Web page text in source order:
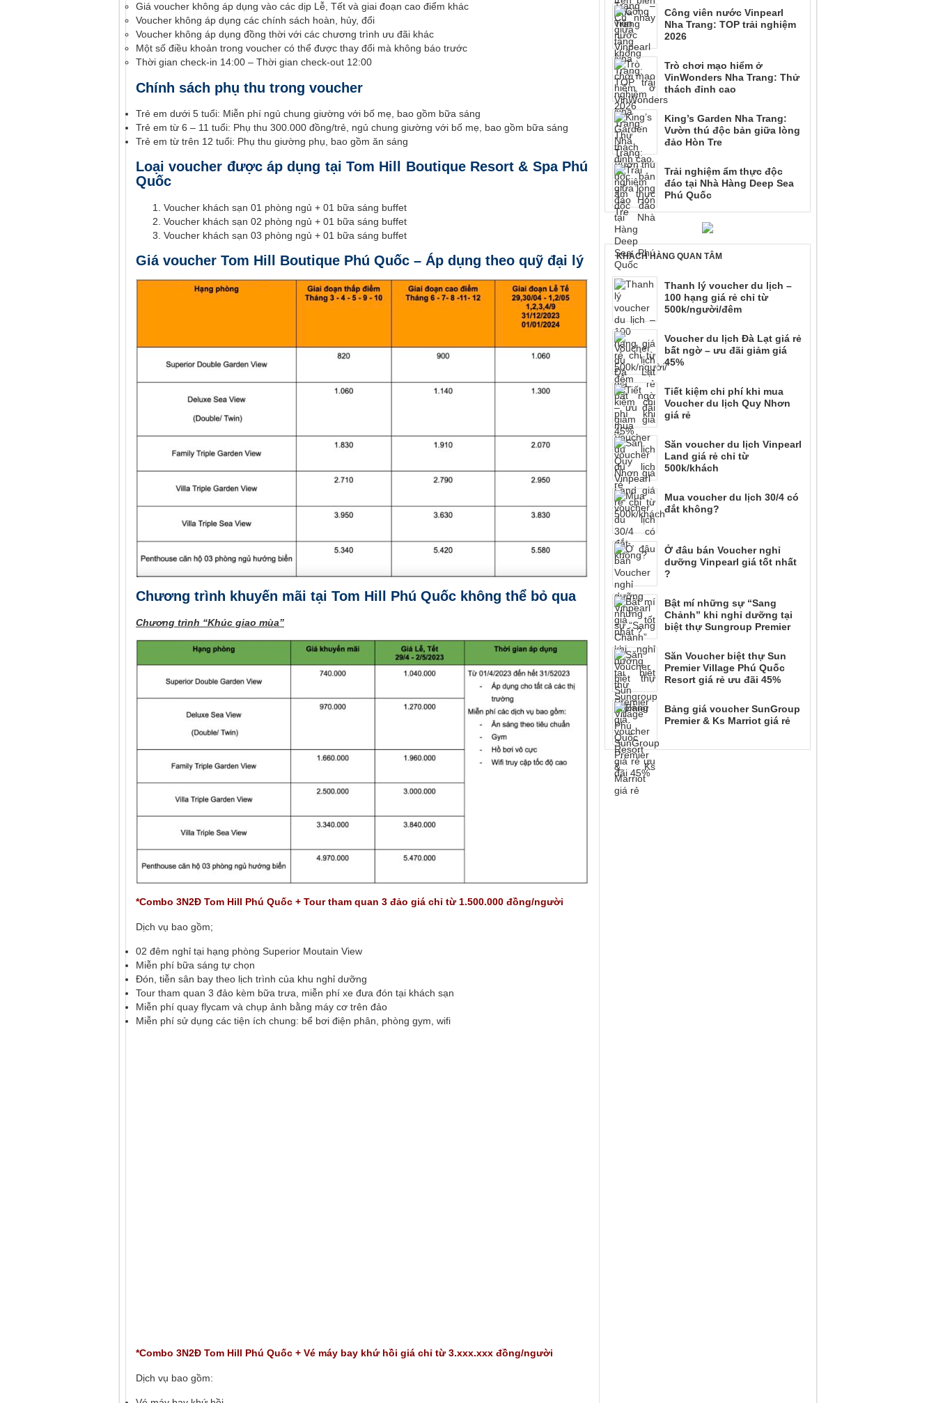
Giá voucher không áp dụng vào các dịp Lễ, Tết và giai đoạn cao điểm khác
Voucher không áp dụng các chính sách hoàn, hủy, đổi
Voucher không áp dụng đồng thời với các chương trình ưu đãi khác
Một số điều khoản trong voucher có thể được thay đổi mà không báo trước
Thời gian check-in 14:00 – Thời gian check-out 12:00
Chính sách phụ thu trong voucher
Trẻ em dưới 5 tuổi: Miễn phí ngủ chung giường với bố mẹ, bao gồm bữa sáng
Trẻ em từ 6 – 11 tuổi: Phụ thu 300.000 đồng/trẻ, ngủ chung giường với bố mẹ, bao gồm bữa sáng
Trẻ em từ trên 12 tuổi: Phụ thu giường phụ, bao gồm ăn sáng
Loại voucher được áp dụng tại Tom Hill Boutique Resort & Spa Phú
Quốc
Voucher khách sạn 01 phòng ngủ + 01 bữa sáng buffet
Voucher khách sạn 02 phòng ngủ + 01 bữa sáng buffet
Voucher khách sạn 03 phòng ngủ + 01 bữa sáng buffet
Giá voucher Tom Hill Boutique Phú Quốc – Áp dụng theo quỹ đại lý
Chương trình khuyến mãi tại Tom Hill Phú Quốc không thể bỏ qua
Chương trình “Khúc giao mùa”
*Combo 3N2Đ Tom Hill Phú Quốc + Tour tham quan 3 đảo giá chỉ từ 1.500.000 đồng/người
Dịch vụ bao gồm;
02 đêm nghỉ tại hạng phòng Superior Moutain View
Miễn phí bữa sáng tự chọn
Đón, tiễn sân bay theo lịch trình của khu nghỉ dưỡng
Tour tham quan 3 đảo kèm bữa trưa, miễn phí xe đưa đón tại khách sạn
Miễn phí quay flycam và chụp ảnh bằng máy cơ trên đảo
Miễn phí sử dụng các tiện ích chung: bể bơi điện phân, phòng gym, wifi
*Combo 3N2Đ Tom Hill Phú Quốc + Vé máy bay khứ hồi giá chỉ từ 3.xxx.xxx đồng/người
Dịch vụ bao gồm:
Công viên nước Vinpearl
Nha Trang: TOP trải nghiệm
2026
Trò chơi mạo hiểm ở
VinWonders Nha Trang: Thử
thách đỉnh cao
King’s Garden Nha Trang:
Vườn thú độc bản giữa lòng
đảo Hòn Tre
Trải nghiệm ẩm thực độc
đáo tại Nhà Hàng Deep Sea
Phú Quốc
KHÁCH HÀNG QUAN TÂM
Thanh lý voucher du lịch –
100 hạng giá rẻ chỉ từ
500k/người/đêm
Voucher du lịch Đà Lạt giá rẻ
bất ngờ – ưu đãi giảm giá
45%
Tiết kiệm chi phí khi mua
Voucher du lịch Quy Nhơn
giá rẻ
Săn voucher du lịch Vinpearl
Land giá rẻ chỉ từ
500k/khách
Mua voucher du lịch 30/4 có
đắt không?
Ở đâu bán Voucher nghỉ
dưỡng Vinpearl giá tốt nhất
?
Bật mí những sự “Sang
Chảnh” khi nghỉ dưỡng tại
biệt thự Sungroup Premier
Săn Voucher biệt thự Sun
Premier Village Phú Quốc
Resort giá rẻ ưu đãi 45%
Bảng giá voucher SunGroup
Premier & Ks Marriot giá rẻ